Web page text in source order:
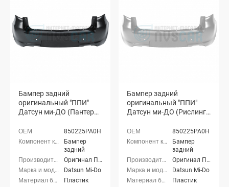
Бампер задний
оригинальный "ППИ"
Датсун ми-ДО (Пантера
850225PA0H
Бампер
задний
Оригинал ППИ
Datsun Mi-Do
Пластик
Бампер задний
оригинальный "ППИ"
Датсун ми-ДО (Рислинг
850225PA0H
Бампер
задний
Оригинал ППИ
Datsun Mi-Do
Пластик